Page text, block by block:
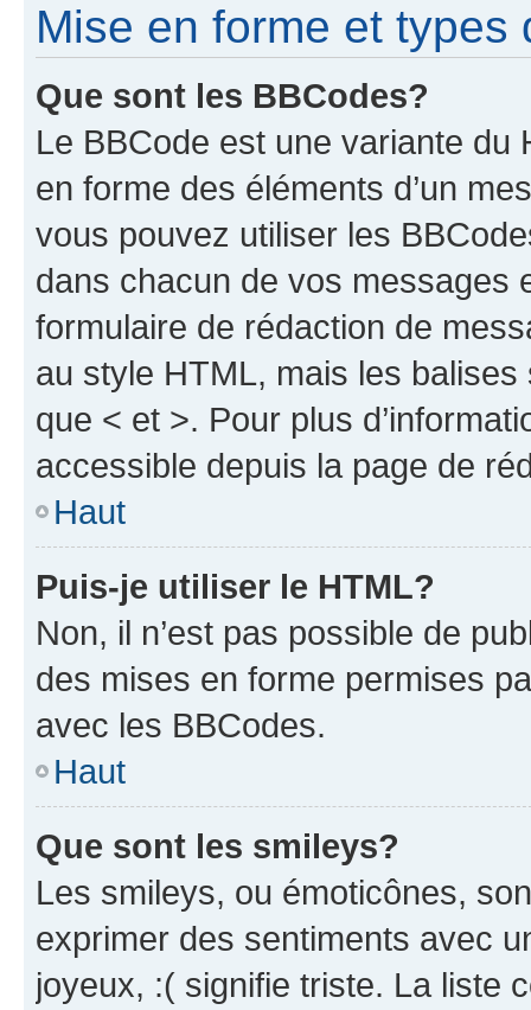
Mise en forme et types
Que sont les BBCodes?
Le BBCode est une variante du
en forme des éléments d’un
vous pouvez utiliser les
dans chacun de vos messages
formulaire de rédaction de
au style HTML, mais les
que < et >. Pour plus
accessible depuis la page de
Haut
Puis-je utiliser le HTML?
Non, il n’est pas possible de
des mises en forme permises
avec les BBCodes.
Haut
Que sont les smileys?
Les smileys, ou émoticônes,
exprimer des sentiments avec
joyeux, :( signifie triste. La liste